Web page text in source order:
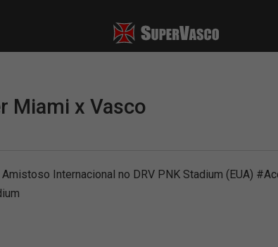
Miami x Vasco
Internacional no DRV PNK Stadium (EUA)